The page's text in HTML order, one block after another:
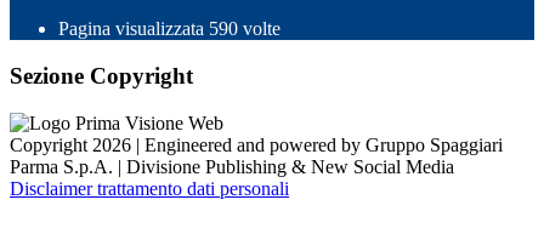
Pagina visualizzata 590 volte
Sezione Copyright
Copyright 2026 | Engineered and powered by Gruppo Spaggiari
Parma S.p.A. | Divisione Publishing & New Social Media
Disclaimer trattamento dati personali